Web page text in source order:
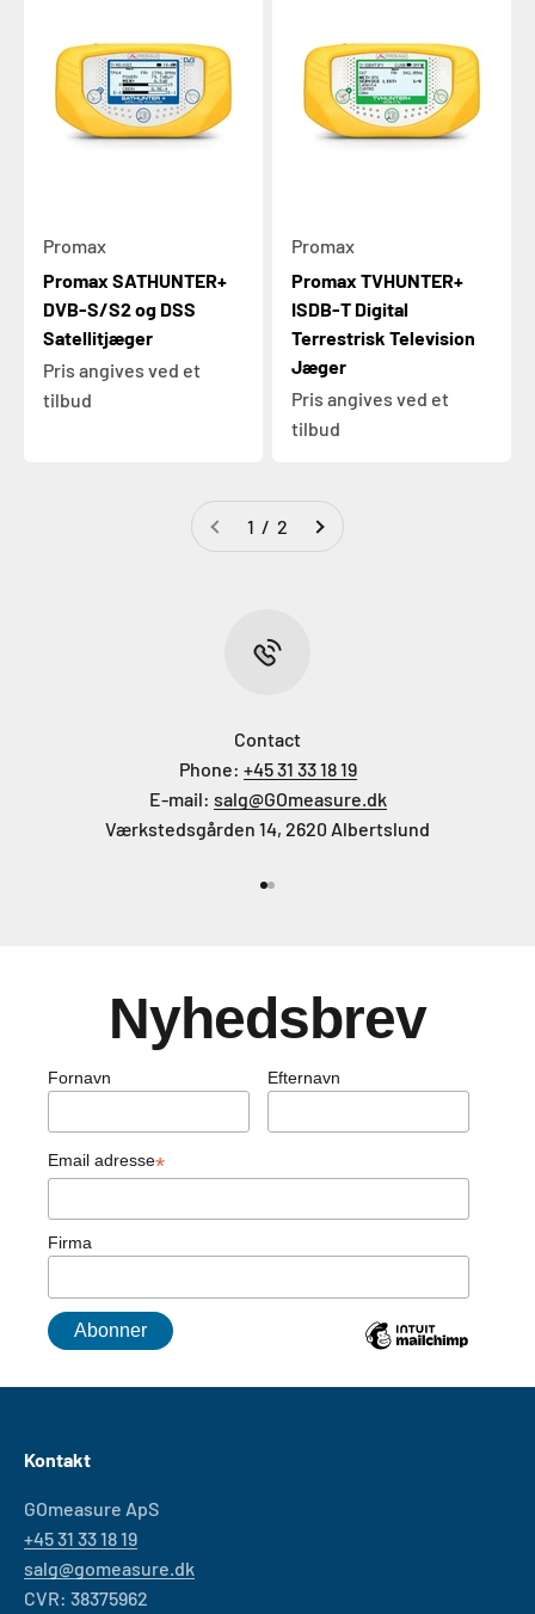
Promax
Promax SATHUNTER+
DVB-S/S2 og DSS
Satellitjæger
Pris angives ved et
tilbud
Promax
Promax TVHUNTER+
ISDB-T Digital
Terrestrisk Television
Jæger
Pris angives ved et
tilbud
1 / 2
Contact
Phone: +45 31 33 18 19
E-mail: salg@GOmeasure.dk
Værkstedsgården 14, 2620 Albertslund
Nyhedsbrev
Fornavn Efternavn
Email adresse*
Firma
Kontakt
GOmeasure ApS
+45 31 33 18 19
salg@gomeasure.dk
CVR: 38375962